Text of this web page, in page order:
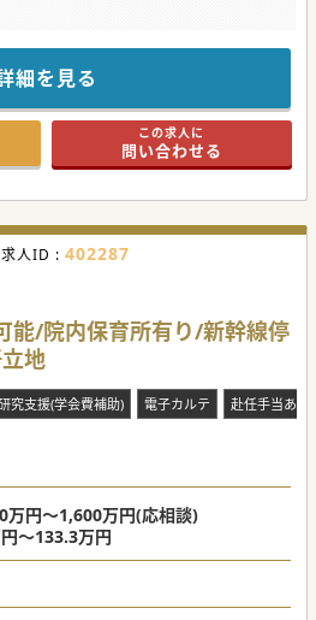
している法人ですので、無理なく
境です。
ましたら、お気軽にお問合せくださ
細を見る
この求人に
問い合わせる
人ID : 402287
能/院内保育所有り/新幹線停
地
究支援(学会費補助) 電子カルテ 赴任手当あり
万円～1,600万円(応相談)
～133.3万円